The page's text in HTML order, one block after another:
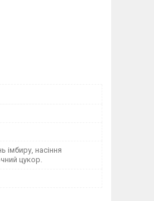
імбиру, насіння
цукор.